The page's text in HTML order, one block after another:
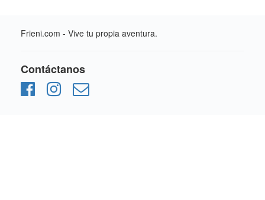
Frieni.com - Vive tu propia aventura.
Contáctanos